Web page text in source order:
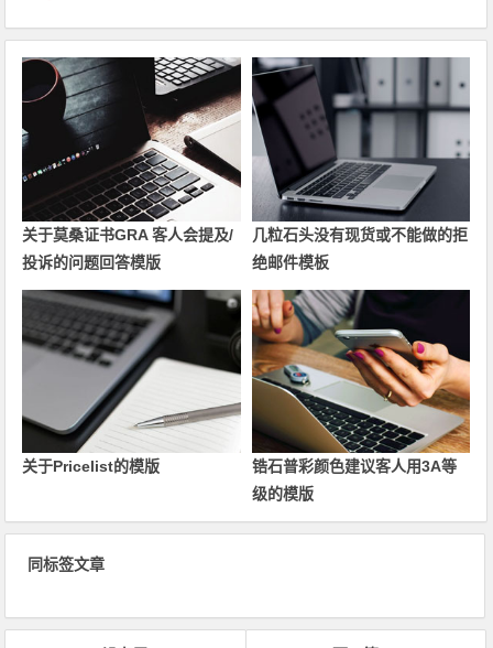
关于莫桑证书GRA 客人会提及/
投诉的问题回答模版
几粒石头没有现货或不能做的拒
绝邮件模板
关于Pricelist的模版
锆石普彩颜色建议客人用3A等
级的模版
同标签文章